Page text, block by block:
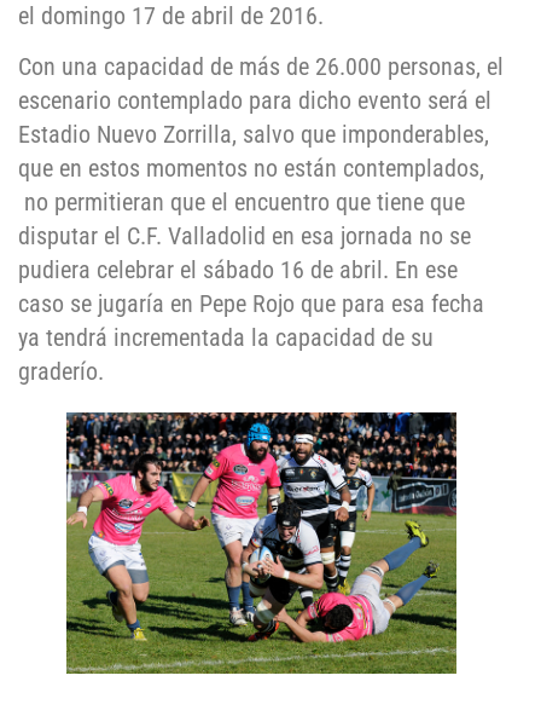
el domingo 17 de abril de 2016.
Con una capacidad de más de 26.000 personas, el
escenario contemplado para dicho evento será el
Estadio Nuevo Zorrilla, salvo que imponderables,
que en estos momentos no están contemplados,
no permitieran que el encuentro que tiene que
disputar el C.F. Valladolid en esa jornada no se
pudiera celebrar el sábado 16 de abril. En ese
caso se jugaría en Pepe Rojo que para esa fecha
ya tendrá incrementada la capacidad de su
graderío.